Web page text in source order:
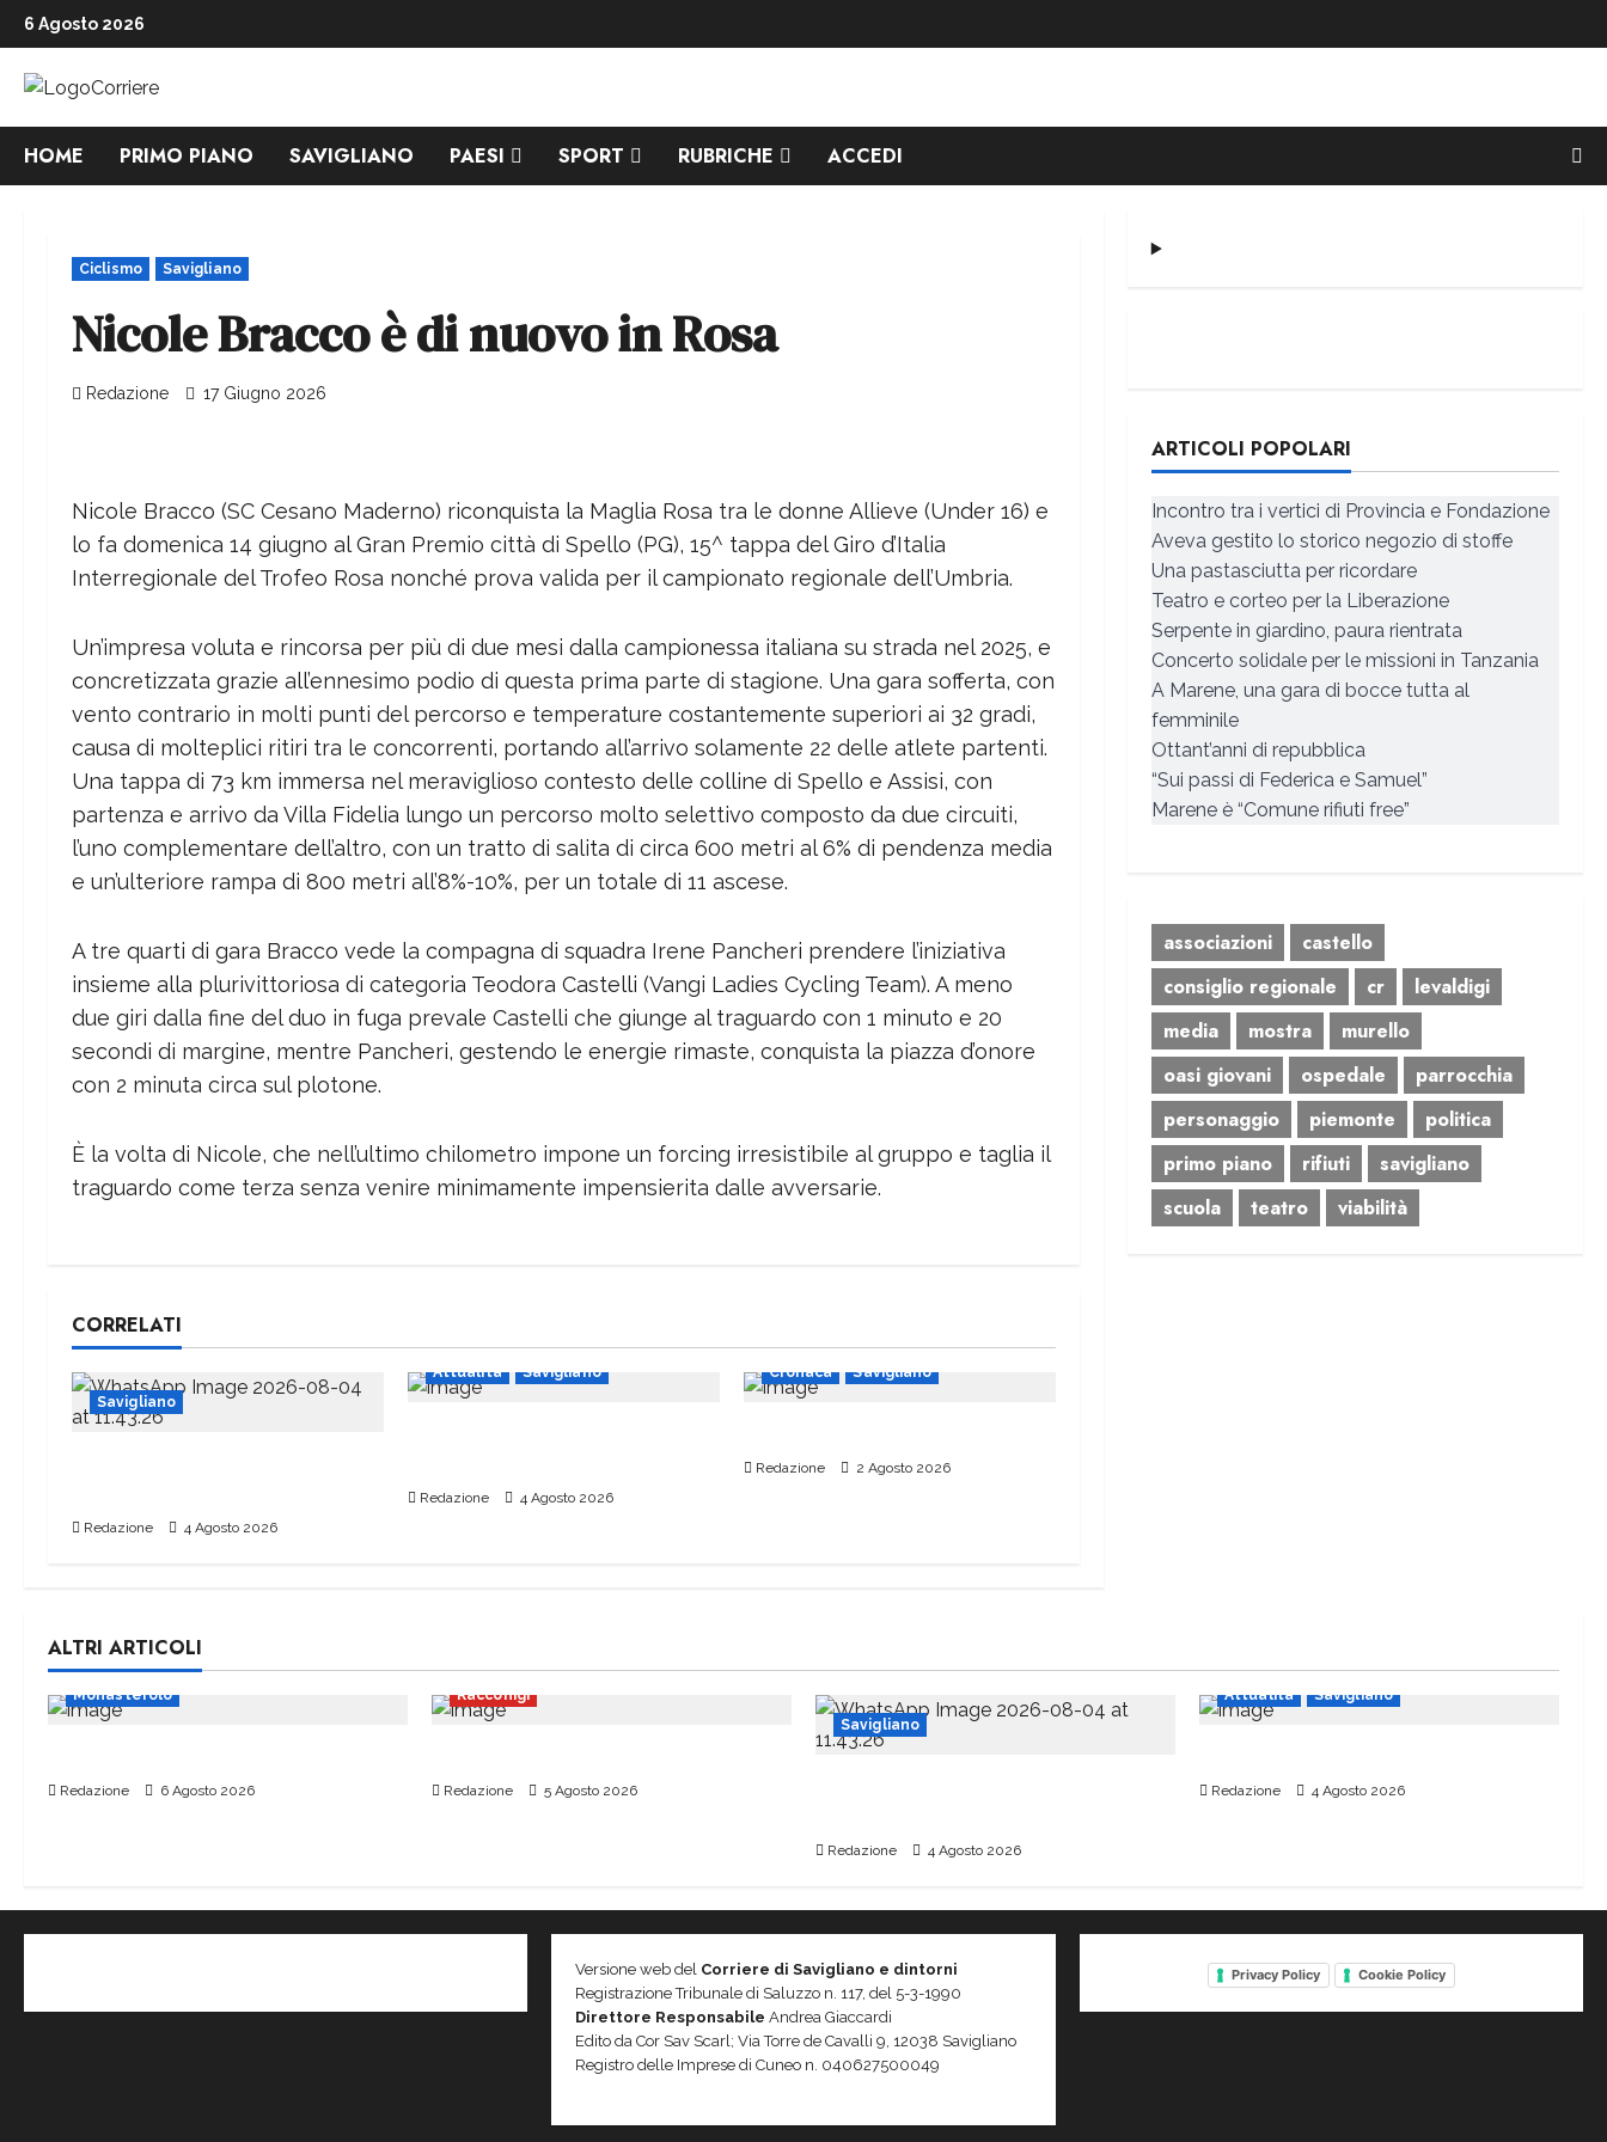
6 Agosto 2026
HOME PRIMO PIANO SAVIGLIANO PAESI SPORT RUBRICHE ACCEDI
Ciclismo Savigliano
Nicole Bracco è di nuovo in Rosa
Redazione 17 Giugno 2026
Nicole Bracco (SC Cesano Maderno) riconquista la Maglia Rosa tra le donne Allieve (Under 16) e
lo fa domenica 14 giugno al Gran Premio città di Spello (PG), 15^ tappa del Giro d’Italia
Interregionale del Trofeo Rosa nonché prova valida per il campionato regionale dell’Umbria.
Un’impresa voluta e rincorsa per più di due mesi dalla campionessa italiana su strada nel 2025, e
concretizzata grazie all’ennesimo podio di questa prima parte di stagione. Una gara sofferta, con
vento contrario in molti punti del percorso e temperature costantemente superiori ai 32 gradi,
causa di molteplici ritiri tra le concorrenti, portando all’arrivo solamente 22 delle atlete partenti.
Una tappa di 73 km immersa nel meraviglioso contesto delle colline di Spello e Assisi, con
partenza e arrivo da Villa Fidelia lungo un percorso molto selettivo composto da due circuiti,
l’uno complementare dell’altro, con un tratto di salita di circa 600 metri al 6% di pendenza media
e un’ulteriore rampa di 800 metri all’8%-10%, per un totale di 11 ascese.
A tre quarti di gara Bracco vede la compagna di squadra Irene Pancheri prendere l’iniziativa
insieme alla plurivittoriosa di categoria Teodora Castelli (Vangi Ladies Cycling Team). A meno
due giri dalla fine del duo in fuga prevale Castelli che giunge al traguardo con 1 minuto e 20
secondi di margine, mentre Pancheri, gestendo le energie rimaste, conquista la piazza d’onore
con 2 minuta circa sul plotone.
È la volta di Nicole, che nell’ultimo chilometro impone un forcing irresistibile al gruppo e taglia il
traguardo come terza senza venire minimamente impensierita dalle avversarie.
CORRELATI
Savigliano
Redazione 4 Agosto 2026
Attualità Savigliano
Redazione 4 Agosto 2026
Cronaca Savigliano
Redazione 2 Agosto 2026
ARTICOLI POPOLARI
Incontro tra i vertici di Provincia e Fondazione
Aveva gestito lo storico negozio di stoffe
Una pastasciutta per ricordare
Teatro e corteo per la Liberazione
Serpente in giardino, paura rientrata
Concerto solidale per le missioni in Tanzania
A Marene, una gara di bocce tutta al
femminile
Ottant’anni di repubblica
“Sui passi di Federica e Samuel”
Marene è “Comune rifiuti free”
associazioni
castello
consiglio regionale
cr
levaldigi
media
mostra
murello
oasi giovani
ospedale
parrocchia
personaggio
piemonte
politica
primo piano
rifiuti
savigliano
scuola
teatro viabilità
ALTRI ARTICOLI
Monasterolo
Redazione 6 Agosto 2026
Racconigi
Redazione 5 Agosto 2026
Savigliano
Redazione 4 Agosto 2026
Attualità Savigliano
Redazione 4 Agosto 2026
Versione web del Corriere di Savigliano e dintorni
Registrazione Tribunale di Saluzzo n. 117, del 5-3-1990
Direttore Responsabile Andrea Giaccardi
Edito da Cor Sav Scarl; Via Torre de Cavalli 9, 12038 Savigliano
Registro delle Imprese di Cuneo n. 040627500049
Privacy Policy Cookie Policy